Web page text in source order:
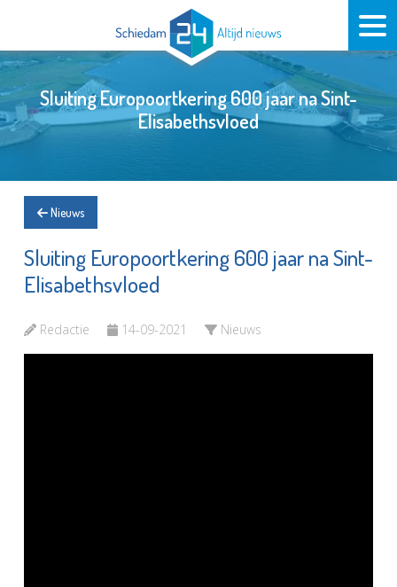
Sluiting Europoortkering 600 jaar na Sint-
Elisabethsvloed
Nieuws
Sluiting Europoortkering 600 jaar na Sint-
Elisabethsvloed
Redactie 14-09-2021 Nieuws